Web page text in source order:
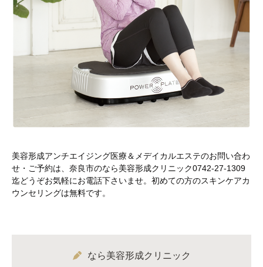
美容形成アンチエイジング医療＆メデイカルエステのお問い合わ
せ・ご予約は、奈良市のなら美容形成クリニック0742-27-1309
迄どうぞお気軽にお電話下さいませ。初めての方のスキンケアカ
ウンセリングは無料です。
なら美容形成クリニック